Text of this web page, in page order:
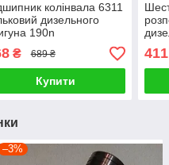
колінвала 6311
дизельного
190n
₴ 689 ₴
Купити
411
–3%